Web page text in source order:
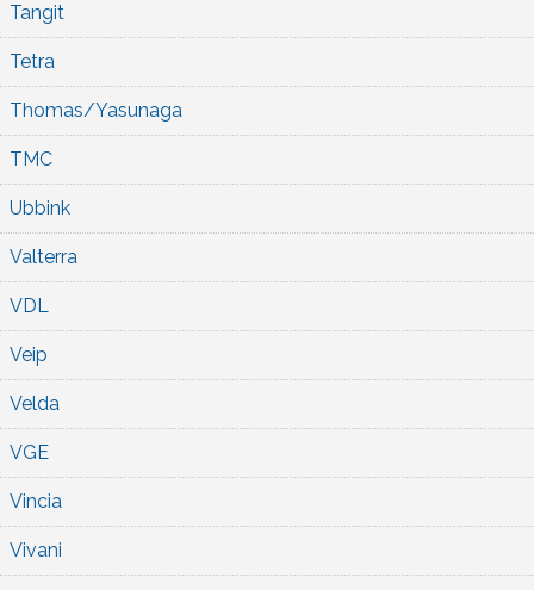
Tangit
Tetra
Thomas/Yasunaga
TMC
Ubbink
Valterra
VDL
Veip
Velda
VGE
Vincia
Vivani